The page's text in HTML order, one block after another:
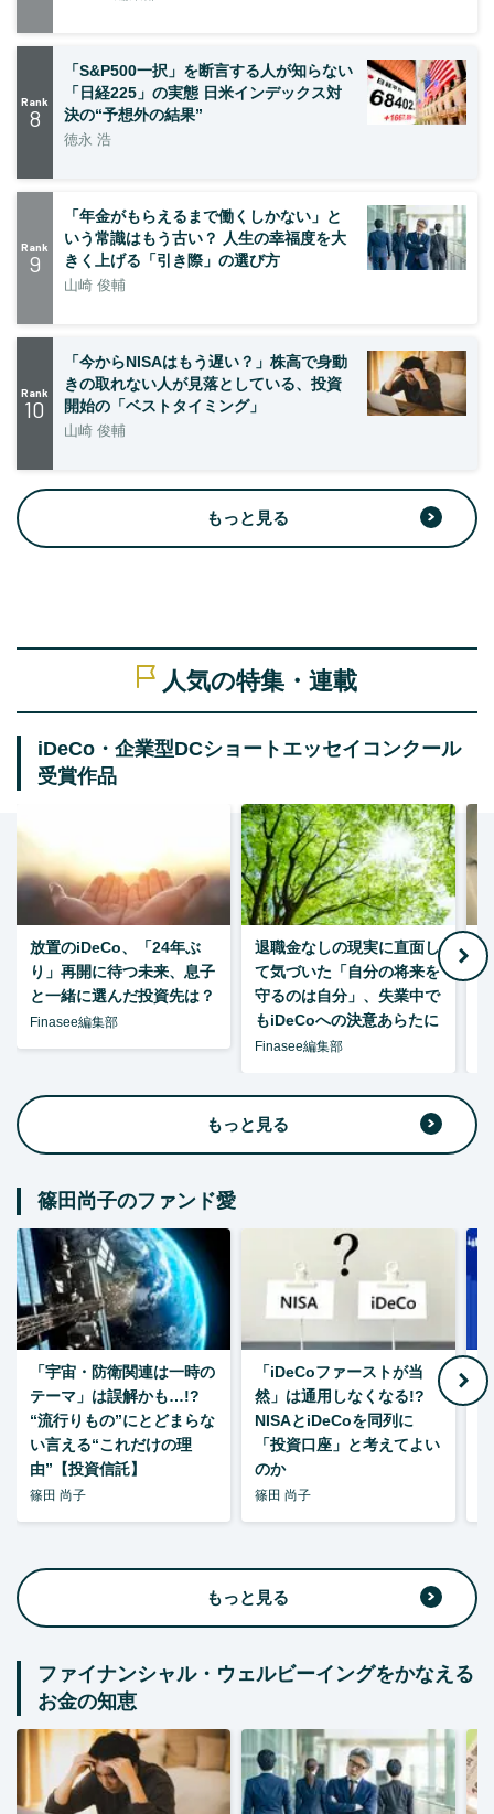
Rank
8
「S&P500一択」を断言する人が知らない
「日経225」の実態 日米インデックス対
決の“予想外の結果”
徳永 浩
Rank
9
「年金がもらえるまで働くしかない」と
いう常識はもう古い？ 人生の幸福度を大
きく上げる「引き際」の選び方
山崎 俊輔
Rank
10
「今からNISAはもう遅い？」株高で身動
きの取れない人が見落としている、投資
開始の「ベストタイミング」
山崎 俊輔
もっと見る
人気の特集・連載
iDeCo・企業型DCショートエッセイコンクール
受賞作品
放置のiDeCo、「24年ぶ
り」再開に待つ未来、息子
と一緒に選んだ投資先は？
Finasee編集部
退職金なしの現実に直面し
て気づいた「自分の将来を
守るのは自分」、失業中で
もiDeCoへの決意あらたに
Finasee編集部
もっと見る
篠田尚子のファンド愛
「宇宙・防衛関連は一時の
テーマ」は誤解かも…!?
“流行りもの”にとどまらな
い言える“これだけの理
由”【投資信託】
篠田 尚子
「iDeCoファーストが当
然」は通用しなくなる!?
NISAとiDeCoを同列に
「投資口座」と考えてよい
のか
篠田 尚子
もっと見る
ファイナンシャル・ウェルビーイングをかなえる
お金の知恵